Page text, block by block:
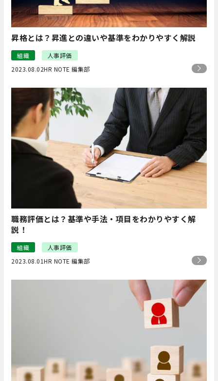
昇格とは？昇進との違いや基準をわかりやすく解説
組織
人事評価
2023.08.02HR NOTE 編集部
職務評価とは？基準や手法・項目をわかりやすく解
説！
組織
人事評価
2023.08.01HR NOTE 編集部